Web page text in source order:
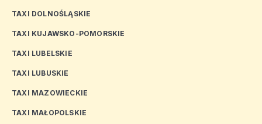
TAXI DOLNOŚLĄSKIE
TAXI KUJAWSKO-POMORSKIE
TAXI LUBELSKIE
TAXI LUBUSKIE
TAXI MAZOWIECKIE
TAXI MAŁOPOLSKIE